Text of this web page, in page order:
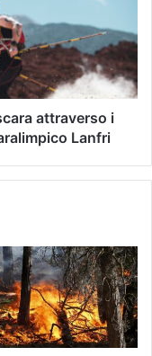
attraverso i
Lanfri